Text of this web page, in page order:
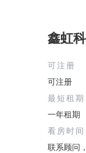
鑫虹
可注册
可注册
最短租期
一年租期
看房时间
联系顾问